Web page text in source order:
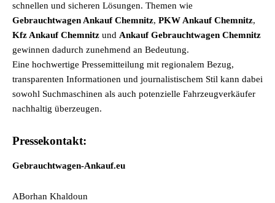
schnellen und sicheren Lösungen. Themen wie
Gebrauchtwagen Ankauf Chemnitz, PKW Ankauf Chemnitz,
Kfz Ankauf Chemnitz und Ankauf Gebrauchtwagen Chemnitz
gewinnen dadurch zunehmend an Bedeutung.
Eine hochwertige Pressemitteilung mit regionalem Bezug,
transparenten Informationen und journalistischem Stil kann dabei
sowohl Suchmaschinen als auch potenzielle Fahrzeugverkäufer
nachhaltig überzeugen.
Pressekontakt:
Gebrauchtwagen-Ankauf.eu
ABorhan Khaldoun